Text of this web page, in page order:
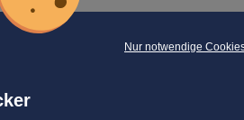
Nur notwendige